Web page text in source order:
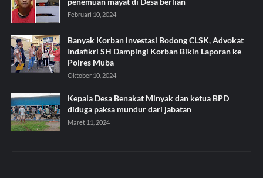
Februari 10, 2024
Banyak Korban investasi Bodong CLSK, Advokat
Indafikri SH Dampingi Korban Bikin Laporan ke
Polres Muba
Oktober 10, 2024
Kepala Desa Benakat Minyak dan ketua BPD
diduga paksa mundur dari jabatan
Maret 11, 2024